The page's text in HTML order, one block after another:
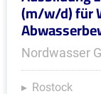
(m/w/d) für
Nordwasser
Rostock